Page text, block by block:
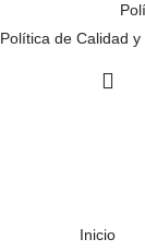
Inicio
Política de Calidad